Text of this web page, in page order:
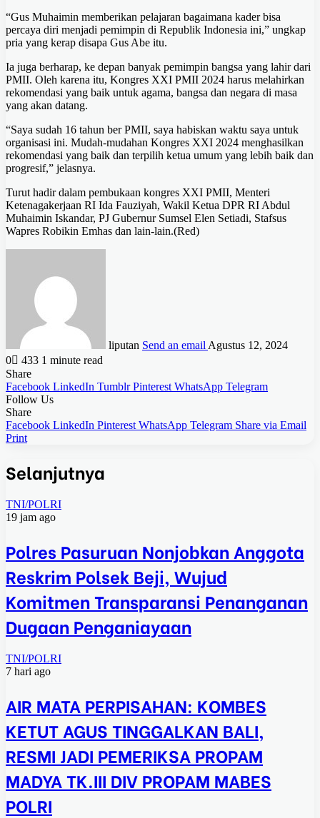
“Gus Muhaimin memberikan pelajaran bagaimana kader bisa
percaya diri menjadi pemimpin di Republik Indonesia ini,” ungkap
pria yang kerap disapa Gus Abe itu.
Ia juga berharap, ke depan banyak pemimpin bangsa yang lahir dari
PMII. Oleh karena itu, Kongres XXI PMII 2024 harus melahirkan
rekomendasi yang baik untuk agama, bangsa dan negara di masa
yang akan datang.
“Saya sudah 16 tahun ber PMII, saya habiskan waktu saya untuk
organisasi ini. Mudah-mudahan Kongres XXI 2024 menghasilkan
rekomendasi yang baik dan terpilih ketua umum yang lebih baik dan
progresif,” jelasnya.
Turut hadir dalam pembukaan kongres XXI PMII, Menteri
Ketenagakerjaan RI Ida Fauziyah, Wakil Ketua DPR RI Abdul
Muhaimin Iskandar, PJ Gubernur Sumsel Elen Setiadi, Stafsus
Wapres Robikin Emhas dan lain-lain.(Red)
liputan Send an email Agustus 12, 2024
0
433 1 minute read
Share
Facebook LinkedIn Tumblr Pinterest WhatsApp Telegram
Follow Us
Share
Facebook LinkedIn Pinterest WhatsApp Telegram Share via Email
Print
Selanjutnya
TNI/POLRI
19 jam ago
Polres Pasuruan Nonjobkan Anggota
Reskrim Polsek Beji, Wujud
Komitmen Transparansi Penanganan
Dugaan Penganiayaan
TNI/POLRI
7 hari ago
AIR MATA PERPISAHAN: KOMBES
KETUT AGUS TINGGALKAN BALI,
RESMI JADI PEMERIKSA PROPAM
MADYA TK.III DIV PROPAM MABES
POLRI